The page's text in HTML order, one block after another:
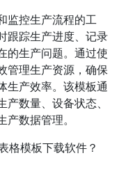
监控生产流程的工
跟踪生产进度、记录
的生产问题。通过使
管理生产资源，确保
生产效率。该模板通
数量、设备状态、
数据管理。
格模板下载软件？